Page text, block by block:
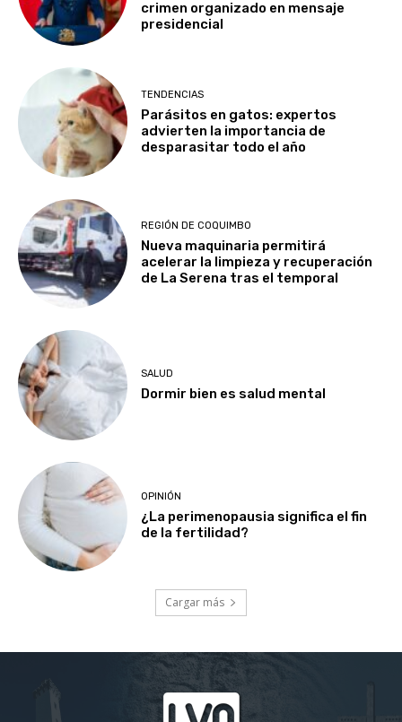
crimen organizado en mensaje
presidencial
TENDENCIAS
Parásitos en gatos: expertos
advierten la importancia de
desparasitar todo el año
REGIÓN DE COQUIMBO
Nueva maquinaria permitirá
acelerar la limpieza y recuperación
de La Serena tras el temporal
SALUD
Dormir bien es salud mental
OPINIÓN
¿La perimenopausia significa el fin
de la fertilidad?
Cargar más